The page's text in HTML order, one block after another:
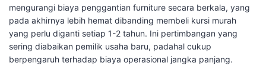
mengurangi biaya penggantian furniture secara berkala, yang
pada akhirnya lebih hemat dibanding membeli kursi murah
yang perlu diganti setiap 1-2 tahun. Ini pertimbangan yang
sering diabaikan pemilik usaha baru, padahal cukup
berpengaruh terhadap biaya operasional jangka panjang.